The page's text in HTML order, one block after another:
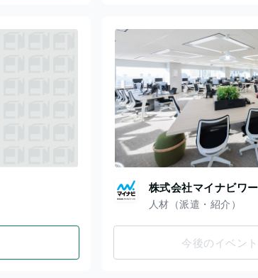
株式会社マイナビワ
人材（派遣・紹介）
今後のイベン